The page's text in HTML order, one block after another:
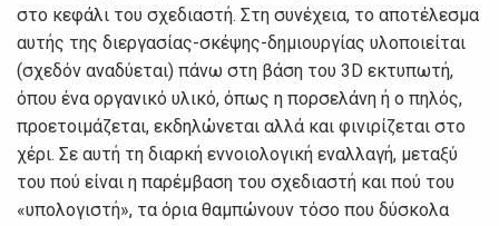
στο κεφάλι του σχεδιαστή. Στη συνέχεια, το αποτέλεσμα
αυτής της διεργασίας-σκέψης-δημιουργίας υλοποιείται
(σχεδόν αναδύεται) πάνω στη βάση του 3D εκτυπωτή,
όπου ένα οργανικό υλικό, όπως η πορσελάνη ή ο πηλός,
προετοιμάζεται, εκδηλώνεται αλλά και φινιρίζεται στο
χέρι. Σε αυτή τη διαρκή εννοιολογική εναλλαγή, μεταξύ
του πού είναι η παρέμβαση του σχεδιαστή και πού του
«υπολογιστή», τα όρια θαμπώνουν τόσο που δύσκολα